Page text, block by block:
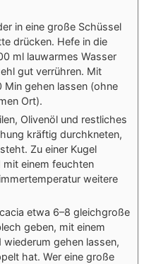
in eine große Schüssel
drücken. Hefe in die
ml lauwarmes Wasser
gut verrühren. Mit
Min gehen lassen (ohne
Ort).
Olivenöl und restliches
kräftig durchkneten,
Zu einer Kugel
mit einem feuchten
weitere
etwa 6–8 gleichgroße
geben, mit einem
gehen lassen,
hat. Wer eine große